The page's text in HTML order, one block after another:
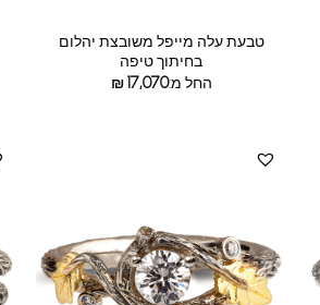
טבעת עלה מייפל משובצת יהלום
בחיתוך טיפה
החל מ:
₪17,070